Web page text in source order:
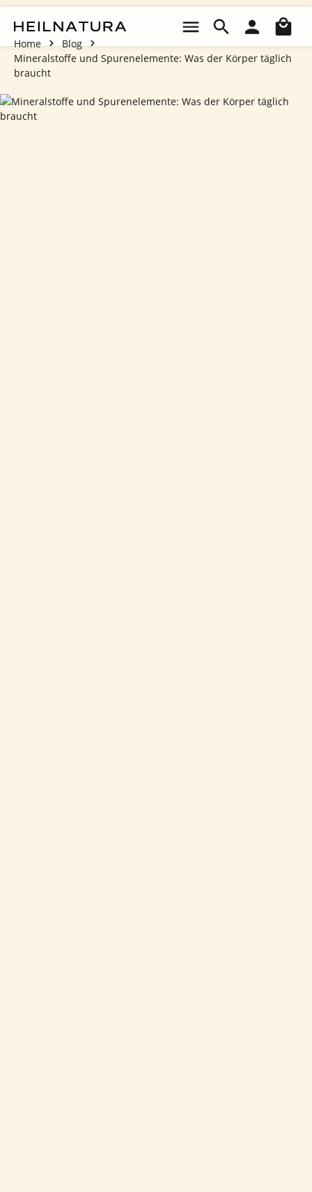
Home
Blog
Mineralstoffe und Spurenelemente: Was der Körper täglich
braucht